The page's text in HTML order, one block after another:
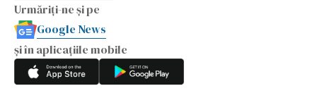
Urmăriți-ne și pe
Google News
și în aplicațiile mobile